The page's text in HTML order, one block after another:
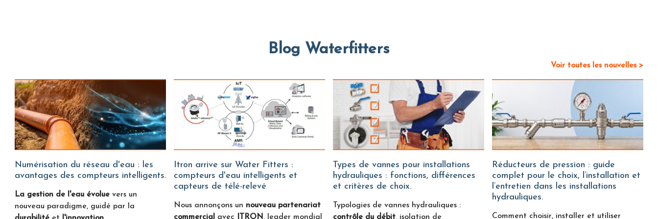
Blog Waterfitters
Voir toutes les nouvelles >
Numérisation du réseau d'eau : les
avantages des compteurs intelligents.
La gestion de l'eau évolue vers un
nouveau paradigme, guidé par la
compteurs d'eau intelligents et
capteurs de télé-relevé
Nous annonçons un nouveau partenariat
commercial
avec ITRON, leader mondial
Types de vannes pour installations
hydrauliques : fonctions, différences
et critères de choix.
Typologies de vannes hydrauliques :
contrôle du débit, isolation de
Réducteurs de pression : guide
complet pour le choix, l’installation et
l’entretien dans les installations
hydrauliques.
Comment choisir, installer et utiliser